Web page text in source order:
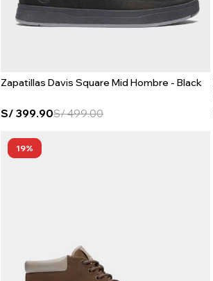
Zapatillas Davis Square Mid Hombre - Black
S/ 399.90S/499.00
19